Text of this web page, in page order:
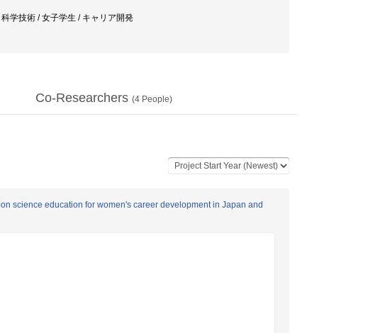
学技術 / 女子学生 / キャリア開発
Co-Researchers (4 People)
science education for women's career development in Japan and